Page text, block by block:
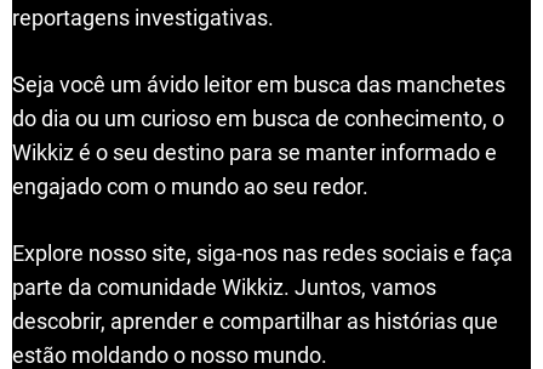
reportagens investigativas.
Seja você um ávido leitor em busca das manchetes
do dia ou um curioso em busca de conhecimento, o
Wikkiz é o seu destino para se manter informado e
engajado com o mundo ao seu redor.
Explore nosso site, siga-nos nas redes sociais e faça
parte da comunidade Wikkiz. Juntos, vamos
descobrir, aprender e compartilhar as histórias que
estão moldando o nosso mundo.